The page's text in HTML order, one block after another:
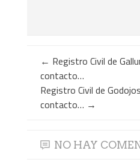
← Registro Civil de
contacto…
Registro Civil de
contacto… →
NO HAY